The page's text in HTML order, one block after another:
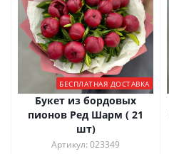
БЕСПЛАТНАЯ ДОСТАВКА
Букет из бордовых
пионов Ред Шарм ( 21
шт)
Артикул: 023349